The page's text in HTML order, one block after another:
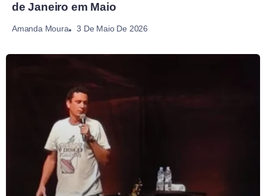
de Janeiro em Maio
Amanda Moura 3 De Maio De 2026